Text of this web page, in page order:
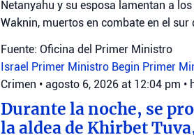
Netanyahu y su esposa lamentan a
Waknin, muertos en combate en el sur
Fuente: Oficina del Primer Ministro
Israel Primer Ministro Begin Primer
Crimen • agosto 6, 2026 at 12:04 pm •
Durante la noche, se
la aldea de Khirbet